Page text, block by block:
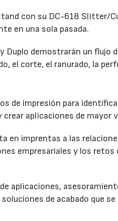
con su DC-618 Slitter/
en una sola pasada.
Duplo demostrarán un flujo
el corte, el ranurado, la
de impresión para
aplicaciones de mayor
en imprentas a las
empresariales y los
aplicaciones,
de acabado que